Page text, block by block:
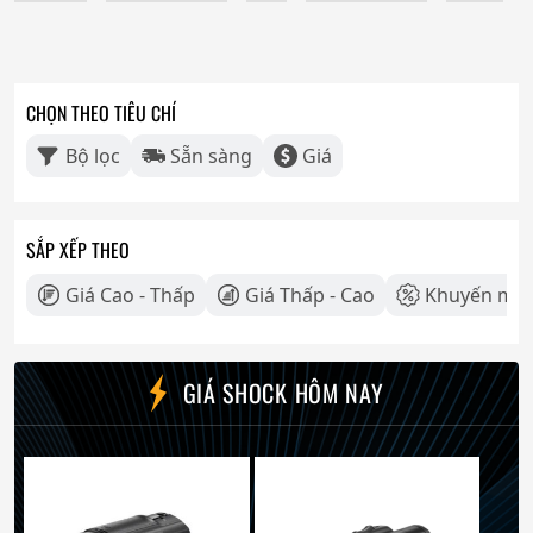
CHỌN THEO TIÊU CHÍ
Bộ lọc Sẵn sàng Giá
SẮP XẾP THEO
Giá Cao - Thấp Giá Thấp - Cao Khuyến mãi
GIÁ SHOCK HÔM NAY